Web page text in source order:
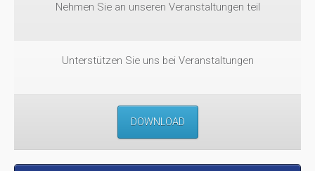
Nehmen Sie an unseren Veranstaltungen teil
Unterstützen Sie uns bei Veranstaltungen
DOWNLOAD